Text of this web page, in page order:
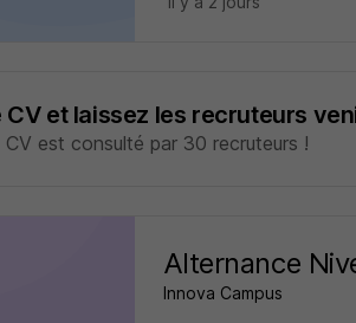
CV et laissez les recruteurs
CV est consulté par 30 recruteurs !
Alternance
Innova Campus